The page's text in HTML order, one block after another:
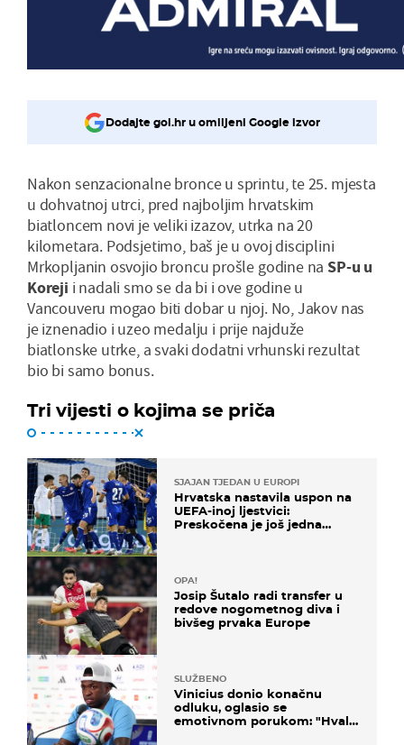
Dodajte gol.hr u omiljeni Google izvor
Nakon senzacionalne bronce u sprintu, te 25. mjesta
u dohvatnoj utrci, pred najboljim hrvatskim
biatloncem novi je veliki izazov, utrka na 20
kilometara. Podsjetimo, baš je u ovoj disciplini
Mrkopljanin osvojio broncu prošle godine na SP-u u
Koreji i nadali smo se da bi i ove godine u
Vancouveru mogao biti dobar u njoj. No, Jakov nas
je iznenadio i uzeo medalju i prije najduže
biatlonske utrke, a svaki dodatni vrhunski rezultat
bio bi samo bonus.
Tri vijesti o kojima se priča
SJAJAN TJEDAN U EUROPI
Hrvatska nastavila uspon na
UEFA-inoj ljestvici:
Preskočena je još jedna
OPA!
Josip Šutalo radi transfer u
redove nogometnog diva i
bivšeg prvaka Europe
SLUŽBENO
Vinicius donio konačnu
odluku, oglasio se
emotivnom porukom: "Hvala